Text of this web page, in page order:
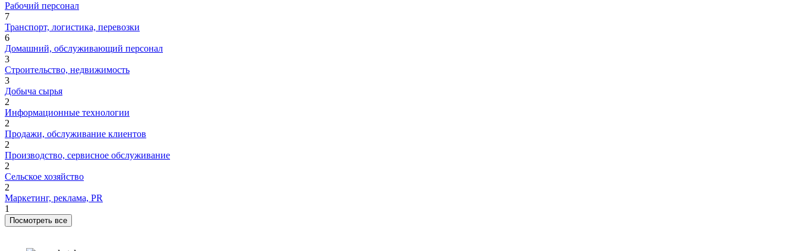
Рабочий персонал
7
Транспорт, логистика, перевозки
6
Домашний, обслуживающий персонал
3
Строительство, недвижимость
3
Добыча сырья
2
Информационные технологии
2
Продажи, обслуживание клиентов
2
Производство, сервисное обслуживание
2
Сельское хозяйство
2
Маркетинг, реклама, PR
1
Посмотреть все